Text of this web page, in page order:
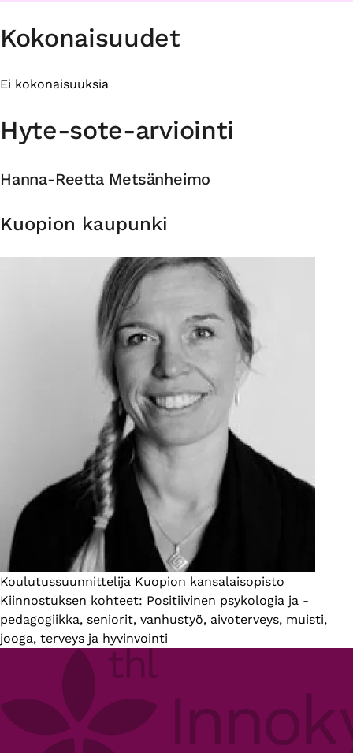
Kokonaisuudet
Ei kokonaisuuksia
Hyte-sote-arviointi
Hanna-Reetta Metsänheimo
Organisaatio
Kuopion kaupunki
Esittelyteksti
Koulutussuunnittelija Kuopion kansalaisopisto
Kiinnostuksen kohteet: Positiivinen psykologia ja -
pedagogiikka, seniorit, vanhustyö, aivoterveys, muisti,
jooga, terveys ja hyvinvointi